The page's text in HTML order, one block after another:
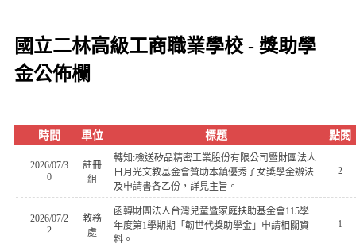
國立二林高級工商職業學校 - 獎助學
金公佈欄
時間 單位 標題 點閱
2026/07/3
0
註冊
組
轉知:檢送矽品精密工業股份有限公司暨財團法人
日月光文教基金會贊助本鎮優秀子女獎學金辦法
及申請書各乙份，詳見主旨。
2
2026/07/2
2
教務
處
函轉財團法人台灣兒童暨家庭扶助基金會115學
年度第1學期期「韌世代獎助學金」申請相關資
料。
1